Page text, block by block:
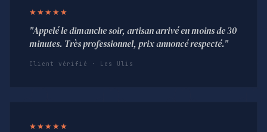
★★★★★
"Appelé le dimanche soir, artisan arrivé en moins de 30
minutes. Très professionnel, prix annoncé respecté."
Client vérifié · Les Ulis
★★★★★